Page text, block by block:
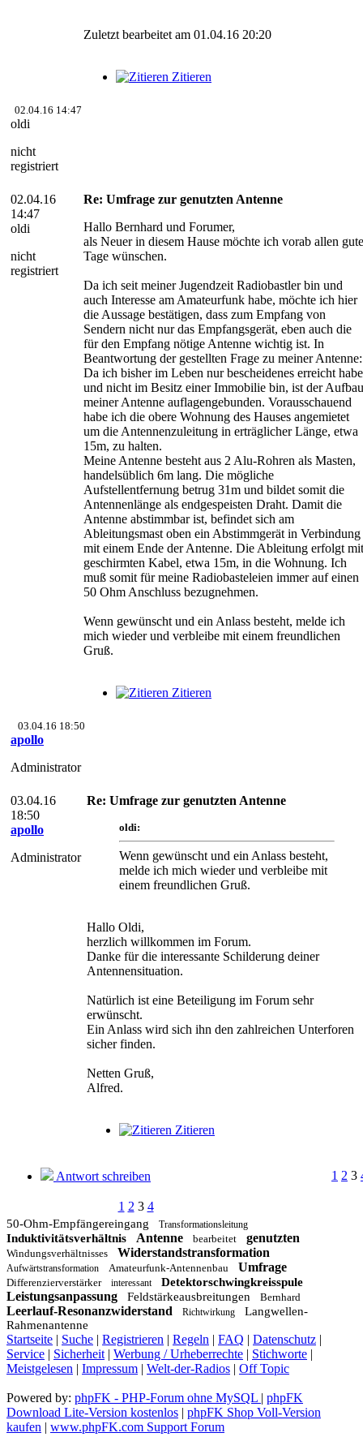
Zuletzt bearbeitet am 01.04.16 20:20
Zitieren
02.04.16 14:47
oldi
nicht
registriert
02.04.16
14:47
oldi
nicht
registriert
Re: Umfrage zur genutzten Antenne
Hallo Bernhard und Forumer,
als Neuer in diesem Hause möchte ich vorab allen gute
Tage wünschen.
Da ich seit meiner Jugendzeit Radiobastler bin und
auch Interesse am Amateurfunk habe, möchte ich hier
die Aussage bestätigen, dass zum Empfang von
Sendern nicht nur das Empfangsgerät, eben auch die
für den Empfang nötige Antenne wichtig ist. In
Beantwortung der gestellten Frage zu meiner Antenne:
Da ich bisher im Leben nur bescheidenes erreicht habe
und nicht im Besitz einer Immobilie bin, ist der Aufbau
meiner Antenne auflagengebunden. Vorausschauend
habe ich die obere Wohnung des Hauses angemietet
um die Antennenzuleitung in erträglicher Länge, etwa
15m, zu halten.
Meine Antenne besteht aus 2 Alu-Rohren als Masten,
handelsüblich 6m lang. Die mögliche
Aufstellentfernung betrug 31m und bildet somit die
Antennenlänge als endgespeisten Draht. Damit die
Antenne abstimmbar ist, befindet sich am
Ableitungsmast oben ein Abstimmgerät in Verbindung
mit einem Ende der Antenne. Die Ableitung erfolgt mit
geschirmten Kabel, etwa 15m, in die Wohnung. Ich
muß somit für meine Radiobasteleien immer auf einen
50 Ohm Anschluss bezugnehmen.
Wenn gewünscht und ein Anlass besteht, melde ich
mich wieder und verbleibe mit einem freundlichen
Gruß.
Zitieren
03.04.16 18:50
apollo
Administrator
03.04.16
18:50
apollo
Administrator
Re: Umfrage zur genutzten Antenne
oldi:
Wenn gewünscht und ein Anlass besteht,
melde ich mich wieder und verbleibe mit
einem freundlichen Gruß.
Hallo Oldi,
herzlich willkommen im Forum.
Danke für die interessante Schilderung deiner
Antennensituation.
Natürlich ist eine Beteiligung im Forum sehr
erwünscht.
Ein Anlass wird sich ihn den zahlreichen Unterforen
sicher finden.
Netten Gruß,
Alfred.
Zitieren
Antwort schreiben 1 2 3
1 2 3 4
50-Ohm-Empfängereingang Transformationsleitung
Induktivitätsverhältnis Antenne bearbeitet genutzten
Windungsverhältnisses Widerstandstransformation
Aufwärtstransformation Amateurfunk-Antennenbau Umfrage
Differenzierverstärker interessant Detektorschwingkreisspule
Leistungsanpassung Feldstärkeausbreitungen Bernhard
Leerlauf-Resonanzwiderstand Richtwirkung
Langwellen-
Rahmenantenne
Startseite | Suche | Registrieren | Regeln | FAQ | Datenschutz |
Service | Sicherheit | Werbung / Urheberrechte | Stichworte |
Meistgelesen | Impressum | Welt-der-Radios | Off Topic
Powered by: phpFK - PHP-Forum ohne MySQL | phpFK
Download Lite-Version kostenlos | phpFK Shop Voll-Version
kaufen | www.phpFK.com Support Forum